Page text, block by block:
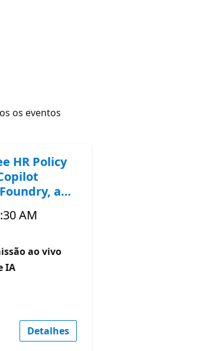
os eventos
HR Policy
and
AM
ao vivo
IA
Detalhes